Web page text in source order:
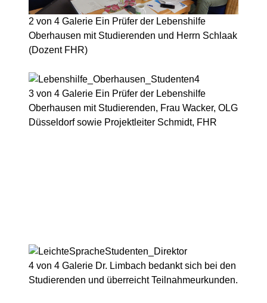
2 von 4 Galerie Ein Prüfer der Lebenshilfe
Oberhausen mit Studierenden und Herrn Schlaak
(Dozent FHR)
3 von 4 Galerie Ein Prüfer der Lebenshilfe
Oberhausen mit Studierenden, Frau Wacker, OLG
Düsseldorf sowie Projektleiter Schmidt, FHR
4 von 4 Galerie Dr. Limbach bedankt sich bei den
Studierenden und überreicht Teilnahmeurkunden.